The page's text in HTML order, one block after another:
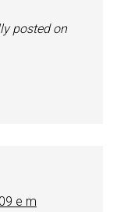
posted on
e m